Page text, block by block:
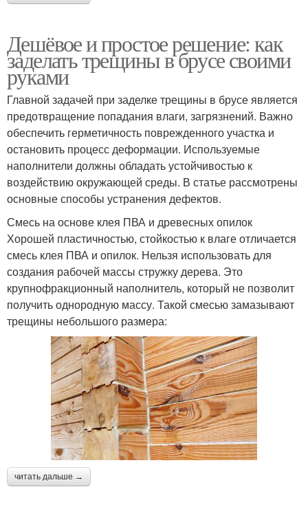
Дешёвое и простое решение: как
заделать трещины в брусе своими
руками
Главной задачей при заделке трещины в брусе является
предотвращение попадания влаги, загрязнений. Важно
обеспечить герметичность поврежденного участка и
остановить процесс деформации. Используемые
наполнители должны обладать устойчивостью к
воздействию окружающей среды. В статье рассмотрены
основные способы устранения дефектов.
Смесь на основе клея ПВА и древесных опилок
Хорошей пластичностью, стойкостью к влаге отличается
смесь клея ПВА и опилок. Нельзя использовать для
создания рабочей массы стружку дерева. Это
крупнофракционный наполнитель, который не позволит
получить однородную массу. Такой смесью замазывают
трещины небольшого размера:
читать дальше →